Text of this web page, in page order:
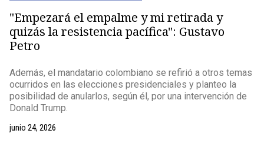
"Empezará el empalme y mi retirada y
quizás la resistencia pacífica": Gustavo
Petro
Además, el mandatario colombiano se refirió a otros temas
ocurridos en las elecciones presidenciales y planteo la
posibilidad de anularlos, según él, por una intervención de
Donald Trump.
junio 24, 2026